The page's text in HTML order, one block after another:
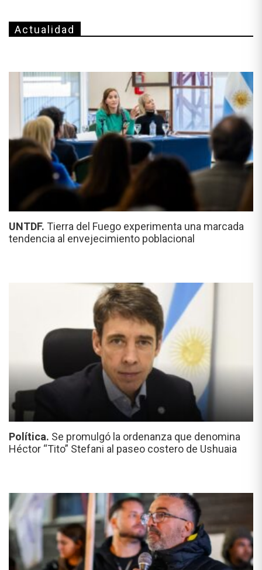
Actualidad
UNTDF. Tierra del Fuego experimenta una marcada
tendencia al envejecimiento poblacional
Política. Se promulgó la ordenanza que denomina
Héctor “Tito” Stefani al paseo costero de Ushuaia